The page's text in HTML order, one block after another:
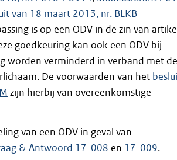
van 18 maart 2013, nr. BLKB
is op een ODV in de zin van artikel
goedkeuring kan ook een ODV bij
worden verminderd in verband met de
De voorwaarden van het
zijn hierbij van overeenkomstige
van een ODV in geval van
& Antwoord 17-008 en 17-009.